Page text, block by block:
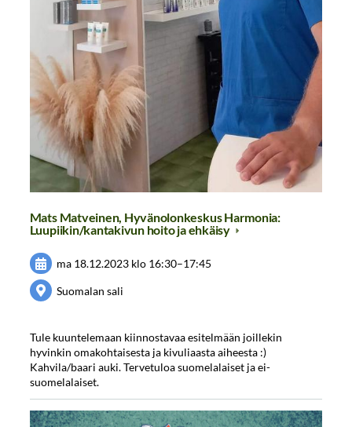
Mats Matveinen, Hyvänolonkeskus Harmonia:
Luupiikin/kantakivun hoito ja ehkäisy
ma 18.12.2023 klo 16:30–17:45
Suomalan sali
Tule kuuntelemaan kiinnostavaa esitelmään joillekin
hyvinkin omakohtaisesta ja kivuliaasta aiheesta :)
Kahvila/baari auki. Tervetuloa suomelalaiset ja ei-
suomelalaiset.